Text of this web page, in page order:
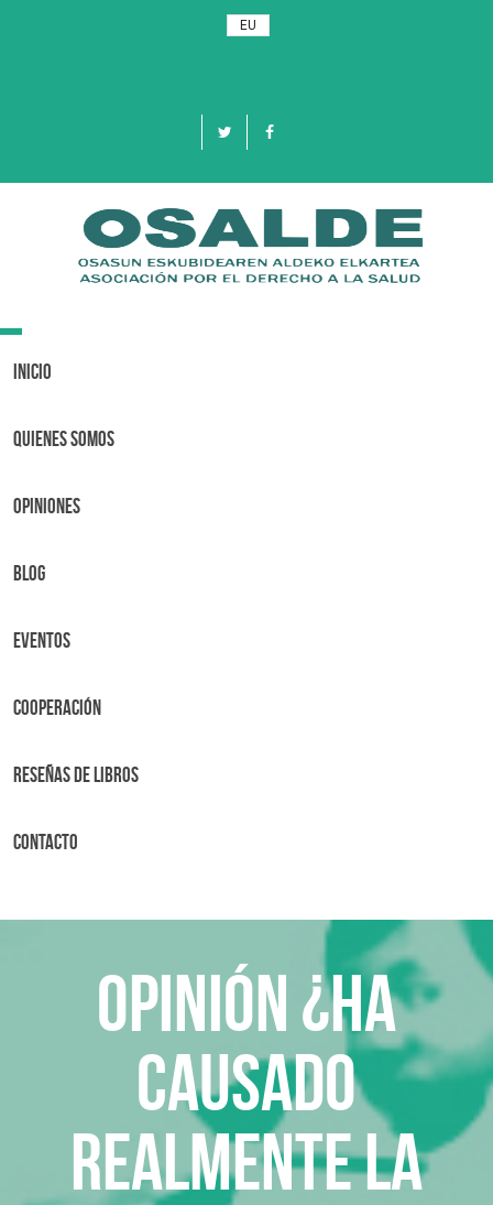
EU
Toggle
Inicio
Quienes Somos
OPINIONES
BLOG
Eventos
Cooperación
Reseñas de libros
Contacto
Opinión ¿Ha
causado
realmente la